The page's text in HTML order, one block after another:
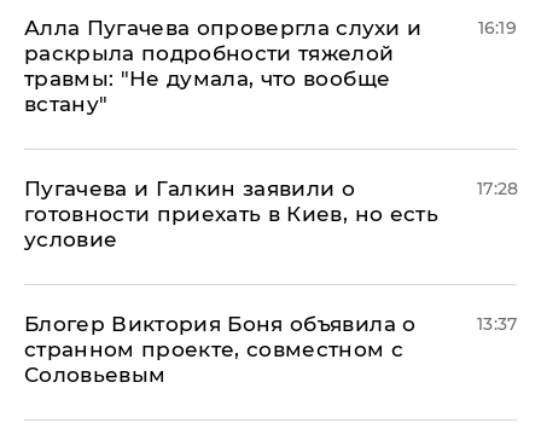
Алла Пугачева опровергла слухи и
раскрыла подробности тяжелой
травмы: "Не думала, что вообще
встану"
16:19
Пугачева и Галкин заявили о
готовности приехать в Киев, но есть
условие
17:28
Блогер Виктория Боня объявила о
странном проекте, совместном с
Соловьевым
13:37